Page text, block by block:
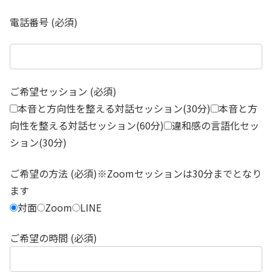
電話番号 (必須)
ご希望セッション (必須)
本音と方向性を整える対話セッション(30分) 本音と方
向性を整える対話セッション(60分) 違和感の言語化セッ
ション(30分)
ご希望の方法 (必須)※Zoomセッションは30分までとなり
ます
対面 Zoom LINE
ご希望の時間 (必須)